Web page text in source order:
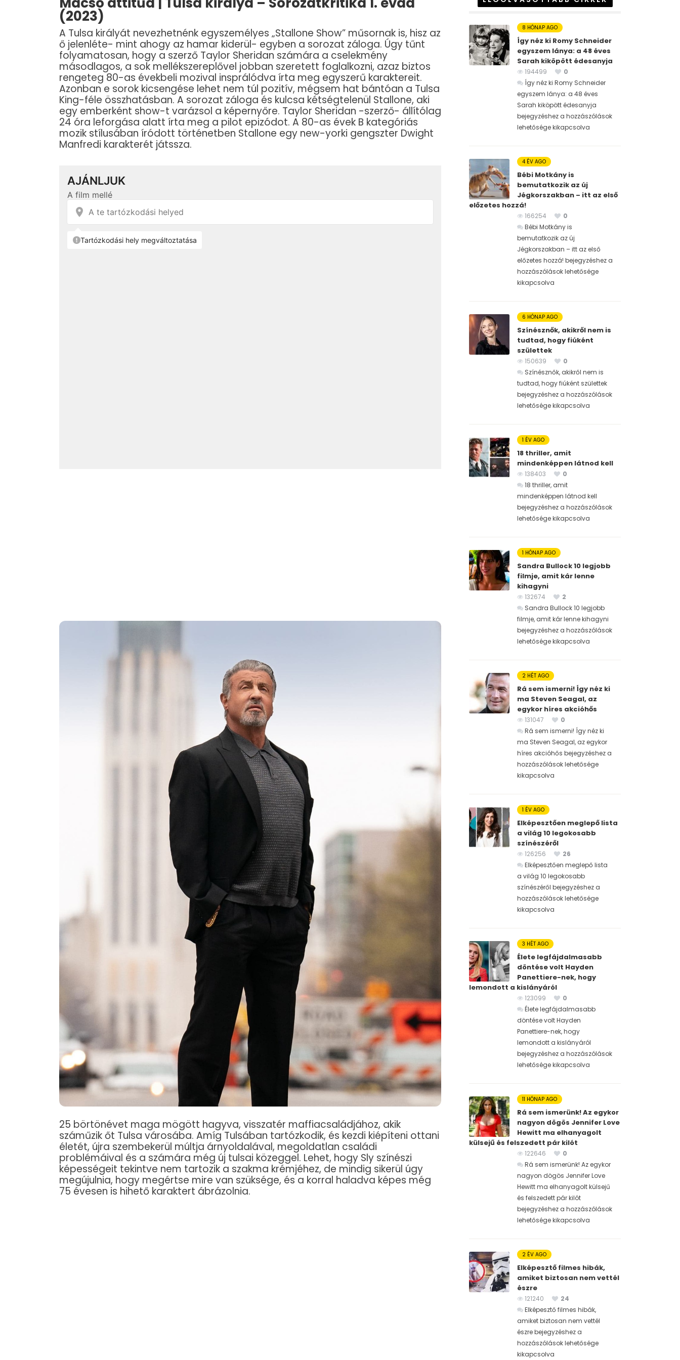
(2023)
A Tulsa királyát nevezhetnénk egyszemélyes „Stallone Show” műsornak is, hisz az
ő jelenléte- mint ahogy az hamar kiderül- egyben a sorozat záloga. Úgy tűnt
folyamatosan, hogy a szerző Taylor Sheridan számára a cselekmény
másodlagos, a sok mellékszereplővel jobban szeretett foglalkozni, azaz biztos
rengeteg 80-as évekbeli mozival insprálódva írta meg egyszerű karaktereit.
Azonban e sorok kicsengése lehet nem túl pozitív, mégsem hat bántóan a Tulsa
King-féle összhatásban. A sorozat záloga és kulcsa kétségtelenül Stallone, aki
egy emberként show-t varázsol a képernyőre. Taylor Sheridan -szerző- állítólag
24 óra leforgása alatt írta meg a pilot epizódot. A 80-as évek B kategóriás
mozik stílusában íródott történetben Stallone egy new-yorki gengszter Dwight
Manfredi karakterét játssza.
25 börtönévet maga mögött hagyva, visszatér maffiacsaládjához, akik
száműzik őt Tulsa városába. Amíg Tulsában tartózkodik, és kezdi kiépíteni ottani
életét, újra szembekerül múltja árnyoldalával, megoldatlan családi
problémáival és a számára még új tulsai közeggel. Lehet, hogy Sly színészi
képességeit tekintve nem tartozik a szakma krémjéhez, de mindig sikerül úgy
megújulnia, hogy megértse mire van szüksége, és a korral haladva képes még
75 évesen is hihető karaktert ábrázolnia.
8 HÓNAP AGO
Így néz ki Romy Schneider
egyszem lánya: a 48 éves
Sarah kiköpött édesanyja
194499
0
Így néz ki Romy Schneider
egyszem lánya: a 48 éves
Sarah kiköpött édesanyja
bejegyzéshez a hozzászólások
lehetősége kikapcsolva
4 ÉV AGO
Bébi Motkány is
bemutatkozik az új
Jégkorszakban – itt az első
előzetes hozzá!
166254
0
Bébi Motkány is
bemutatkozik az új
Jégkorszakban – itt az első
előzetes hozzá! bejegyzéshez a
hozzászólások lehetősége
kikapcsolva
6 HÓNAP AGO
Színésznők, akikről nem is
tudtad, hogy fiúként
születtek
150639
0
Színésznők, akikről nem is
tudtad, hogy fiúként születtek
bejegyzéshez a hozzászólások
lehetősége kikapcsolva
1 ÉV AGO
18 thriller, amit
mindenképpen látnod kell
138403
0
18 thriller, amit
mindenképpen látnod kell
bejegyzéshez a hozzászólások
lehetősége kikapcsolva
1 HÓNAP AGO
Sandra Bullock 10 legjobb
filmje, amit kár lenne
kihagyni
132674
2
Sandra Bullock 10 legjobb
filmje, amit kár lenne kihagyni
bejegyzéshez a hozzászólások
lehetősége kikapcsolva
2 HÉT AGO
Rá sem ismerni! Így néz ki
ma Steven Seagal, az
egykor híres akcióhős
131047
0
Rá sem ismerni! Így néz ki
ma Steven Seagal, az egykor
híres akcióhős bejegyzéshez a
hozzászólások lehetősége
kikapcsolva
1 ÉV AGO
Elképesztően meglepő lista
a világ 10 legokosabb
színészéről
126256
26
Elképesztően meglepő lista
a világ 10 legokosabb
színészéről bejegyzéshez a
hozzászólások lehetősége
kikapcsolva
3 HÉT AGO
Élete legfájdalmasabb
döntése volt Hayden
Panettiere-nek, hogy
lemondott a kislányáról
123099
0
Élete legfájdalmasabb
döntése volt Hayden
Panettiere-nek, hogy
lemondott a kislányáról
bejegyzéshez a hozzászólások
lehetősége kikapcsolva
11 HÓNAP AGO
Rá sem ismerünk! Az egykor
nagyon dögös Jennifer Love
Hewitt ma elhanyagolt
külsejű és felszedett pár kilót
122646
0
Rá sem ismerünk! Az egykor
nagyon dögös Jennifer Love
Hewitt ma elhanyagolt külsejű
és felszedett pár kilót
bejegyzéshez a hozzászólások
lehetősége kikapcsolva
2 ÉV AGO
Elképesztő filmes hibák,
amiket biztosan nem vettél
észre
121240
24
Elképesztő filmes hibák,
amiket biztosan nem vettél
észre bejegyzéshez a
hozzászólások lehetősége
kikapcsolva